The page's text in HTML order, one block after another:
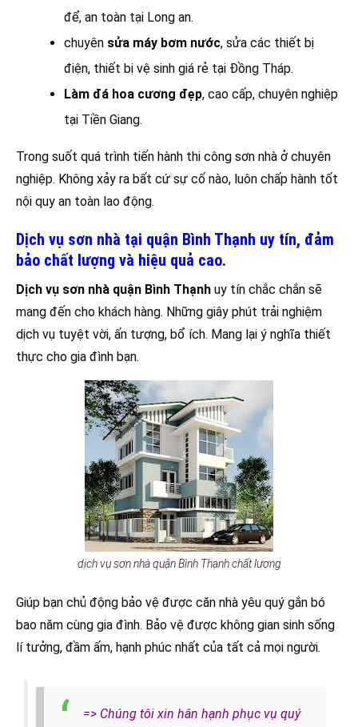
để, an toàn tại Long an.
chuyên sửa máy bơm nước, sửa các thiết bị
điện, thiết bị vệ sinh giá rẻ tại Đồng Tháp.
Làm đá hoa cương đẹp, cao cấp, chuyên nghiệp
tại Tiền Giang.
Trong suốt quá trình tiến hành thi công sơn nhà ở chuyên
nghiệp. Không xảy ra bất cứ sự cố nào, luôn chấp hành tốt
nội quy an toàn lao động.
Dịch vụ sơn nhà tại quận Bình Thạnh uy tín, đảm
bảo chất lượng và hiệu quả cao.
Dịch vụ sơn nhà quận Bình Thạnh uy tín chắc chắn sẽ
mang đến cho khách hàng. Những giây phút trải nghiệm
dịch vụ tuyệt vời, ấn tượng, bổ ích. Mang lại ý nghĩa thiết
thực cho gia đình bạn.
dịch vụ sơn nhà quận Bình Thạnh chất lượng
Giúp bạn chủ động bảo vệ được căn nhà yêu quý gắn bó
bao năm cùng gia đình. Bảo vệ được không gian sinh sống
lí tưởng, đầm ấm, hạnh phúc nhất của tất cả mọi người.
=> Chúng tôi xin hân hạnh phục vụ quý